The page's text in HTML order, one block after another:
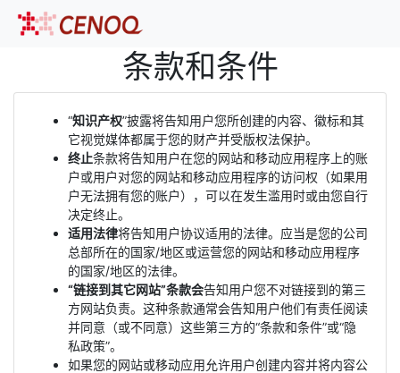
条款和条件
“知识产权”披露将告知用户您所创建的内容、徽标和其
它视觉媒体都属于您的财产并受版权法保护。
终止条款将告知用户在您的网站和移动应用程序上的账
户或用户对您的网站和移动应用程序的访问权（如果用
户无法拥有您的账户），可以在发生滥用时或由您自行
决定终止。
适用法律将告知用户协议适用的法律。应当是您的公司
总部所在的国家/地区或运营您的网站和移动应用程序
的国家/地区的法律。
“链接到其它网站”条款会告知用户您不对链接到的第三
方网站负责。这种条款通常会告知用户他们有责任阅读
并同意（或不同意）这些第三方的“条款和条件”或“隐
私政策”。
如果您的网站或移动应用允许用户创建内容并将内容公